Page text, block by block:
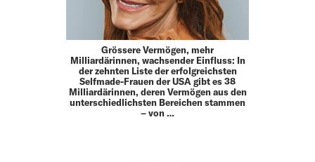
Grössere Vermögen, mehr
Milliardärinnen, wachsender Einfluss: In
der zehnten Liste der erfolgreichsten
Selfmade-Frauen der USA gibt es 38
Milliardärinnen, deren Vermögen aus den
unterschiedlichsten Bereichen stammen
– von …